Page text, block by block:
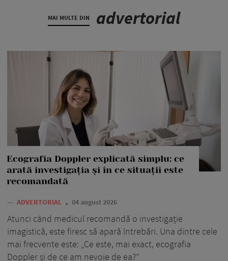
MAI MULTE DIN advertorial
Ecografia Doppler explicată simplu: ce
arată investigația și în ce situații este
recomandată
— ADVERTORIAL 04 august 2026
Atunci când medicul recomandă o investigație
imagistică, este firesc să apară întrebări. Una dintre cele
mai frecvente este: „Ce este, mai exact, ecografia
Doppler și de ce am nevoie de ea?”